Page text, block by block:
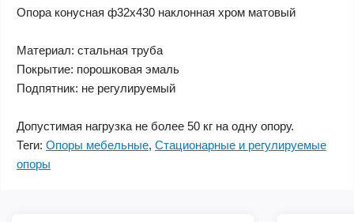
Опора конусная ф32х430 наклонная хром матовый
Материал: стальная труба
Покрытие: порошковая эмаль
Подпятник: не регулируемый
Допустимая нагрузка не более 50 кг на одну опору.
Теги: Опоры мебельные, Стационарные и регулируемые
опоры